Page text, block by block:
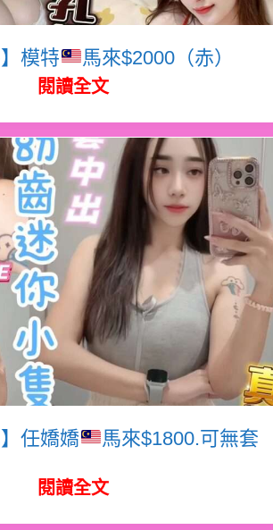
模特 馬來$2000（赤）
閱讀全文
任嬌嬌
馬來$1800.可無套
閱讀全文